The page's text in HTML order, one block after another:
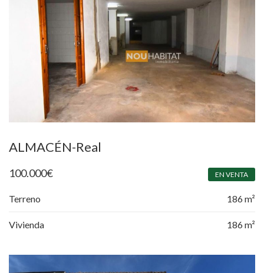
ALMACÉN-Real
100.000€ EN VENTA
Terreno 186 m²
Vivienda 186 m²